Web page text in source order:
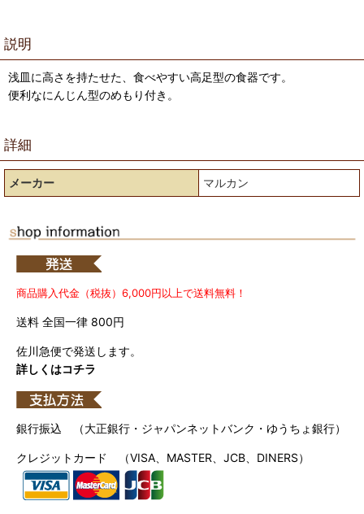
説明
浅皿に高さを持たせた、食べやすい高足型の食器です。
便利なにんじん型のめもり付き。
詳細
メーカー マルカン
商品購入代金（税抜）6,000円以上で送料無料！
送料 全国一律 800円
佐川急便で発送します。
詳しくはコチラ
銀行振込 （大正銀行・ジャパンネットバンク・ゆうちょ銀行）
クレジットカード （VISA、MASTER、JCB、DINERS）